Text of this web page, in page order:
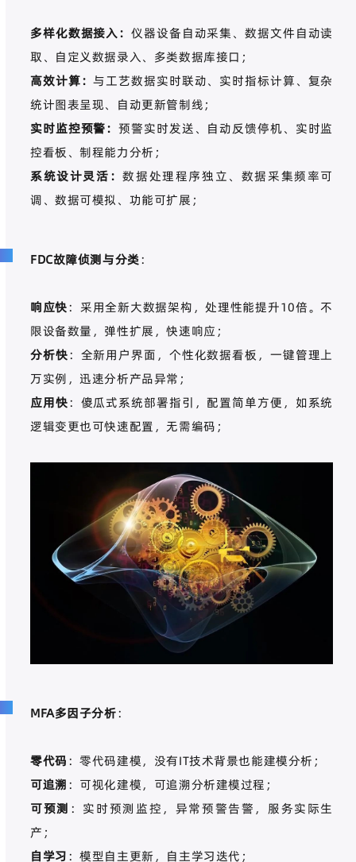
多样化数据接入：仪器设备自动采集、数据文件自动读
取、自定义数据录入、多类数据库接口；
高效计算：与工艺数据实时联动、实时指标计算、复杂
统计图表呈现、自动更新管制线；
实时监控预警：预警实时发送、自动反馈停机、实时监
控看板、制程能力分析；
系统设计灵活：数据处理程序独立、数据采集频率可
调、数据可模拟、功能可扩展；
FDC故障侦测与分类：
响应快：采用全新大数据架构，处理性能提升10倍。不
限设备数量，弹性扩展，快速响应；
分析快：全新用户界面，个性化数据看板，一键管理上
万实例，迅速分析产品异常；
应用快：傻瓜式系统部署指引，配置简单方便，如系统
逻辑变更也可快速配置，无需编码；
MFA多因子分析：
零代码：零代码建模，没有IT技术背景也能建模分析；
可追溯：可视化建模，可追溯分析建模过程；
可预测 ：实时预测监控，异常预警告警，服务实际生
产；
自学习：模型自主更新，自主学习迭代；